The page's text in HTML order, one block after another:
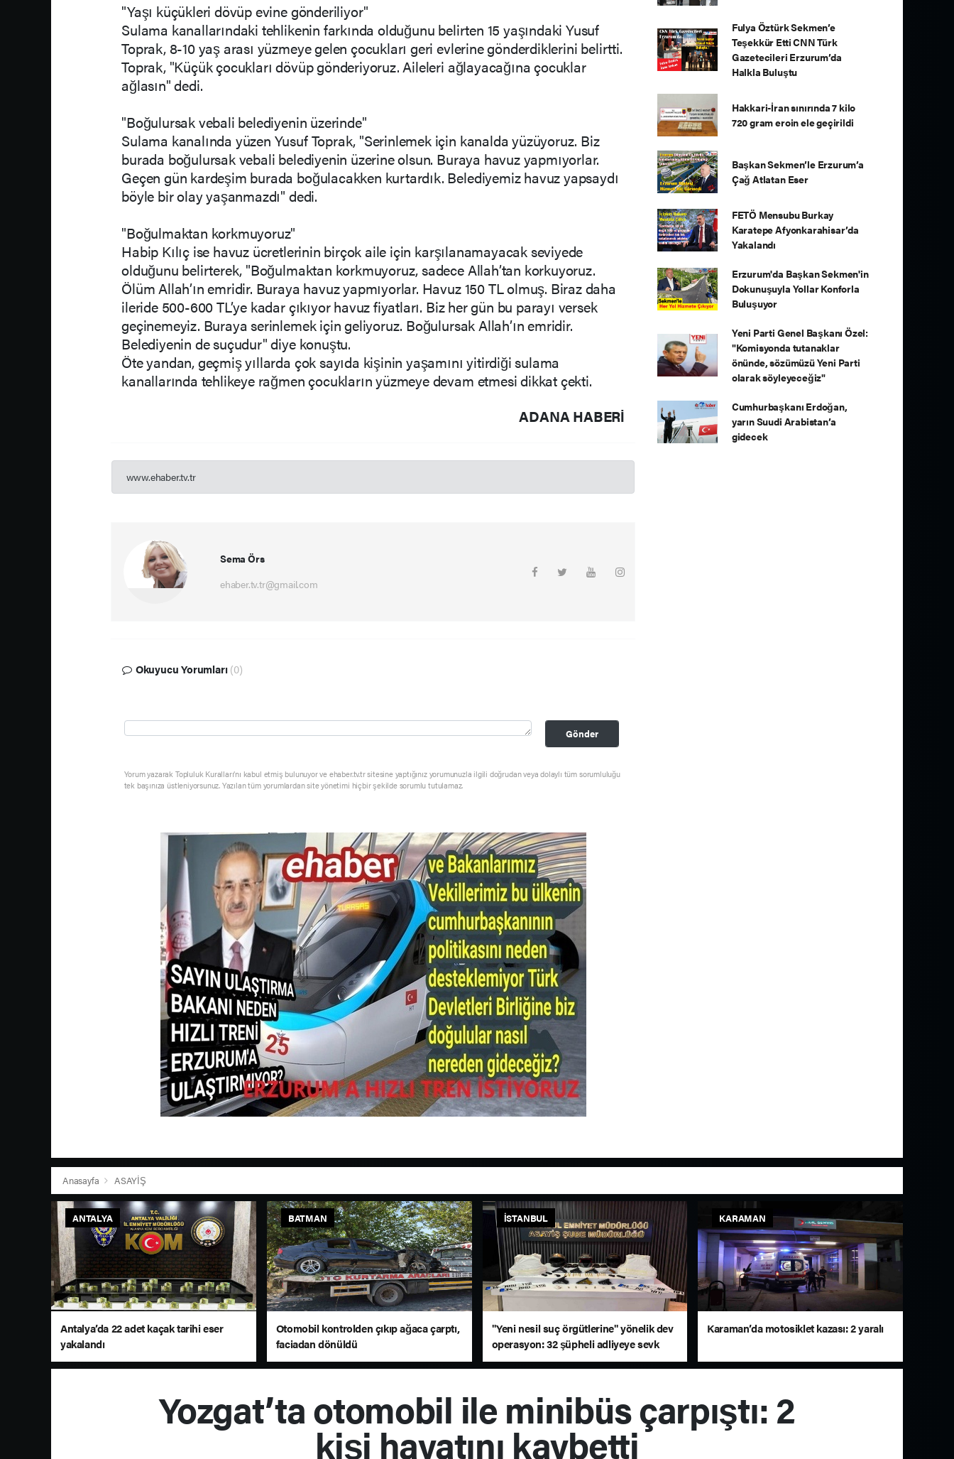
"Yaşı küçükleri dövüp evine gönderiliyor"
Sulama kanallarındaki tehlikenin farkında olduğunu belirten 15 yaşındaki Yusuf
Toprak, 8-10 yaş arası yüzmeye gelen çocukları geri evlerine gönderdiklerini belirtti.
Toprak, "Küçük çocukları dövüp gönderiyoruz. Aileleri ağlayacağına çocuklar
ağlasın" dedi.
"Boğulursak vebali belediyenin üzerinde"
Sulama kanalında yüzen Yusuf Toprak, "Serinlemek için kanalda yüzüyoruz. Biz
burada boğulursak vebali belediyenin üzerine olsun. Buraya havuz yapmıyorlar.
Geçen gün kardeşim burada boğulacakken kurtardık. Belediyemiz havuz yapsaydı
böyle bir olay yaşanmazdı" dedi.
"Boğulmaktan korkmuyoruz"
Habip Kılıç ise havuz ücretlerinin birçok aile için karşılanamayacak seviyede
olduğunu belirterek, "Boğulmaktan korkmuyoruz, sadece Allah’tan korkuyoruz.
Ölüm Allah’ın emridir. Buraya havuz yapmıyorlar. Havuz 150 TL olmuş. Biraz daha
ileride 500-600 TL’ye kadar çıkıyor havuz fiyatları. Biz her gün bu parayı versek
geçinemeyiz. Buraya serinlemek için geliyoruz. Boğulursak Allah’ın emridir.
Belediyenin de suçudur" diye konuştu.
Öte yandan, geçmiş yıllarda çok sayıda kişinin yaşamını yitirdiği sulama
kanallarında tehlikeye rağmen çocukların yüzmeye devam etmesi dikkat çekti.
ADANA HABERİ
www.ehaber.tv.tr
Sema Örs
ehaber.tv.tr@gmail.com
Okuyucu Yorumları (0)
Gönder
Yorum yazarak Topluluk Kuralları’nı kabul etmiş bulunuyor ve ehaber.tv.tr sitesine yaptığınız yorumunuzla ilgili doğrudan veya dolaylı tüm sorumluluğu
tek başınıza üstleniyorsunuz. Yazılan tüm yorumlardan site yönetimi hiçbir şekilde sorumlu tutulamaz.
Fulya Öztürk Sekmen’e
Teşekkür Etti CNN Türk
Gazetecileri Erzurum’da
Halkla Buluştu
Hakkari-İran sınırında 7 kilo
720 gram eroin ele geçirildi
Başkan Sekmen’le Erzurum’a
Çağ Atlatan Eser
FETÖ Mensubu Burkay
Karatepe Afyonkarahisar’da
Yakalandı
Erzurum'da Başkan Sekmen'in
Dokunuşuyla Yollar Konforla
Buluşuyor
Yeni Parti Genel Başkanı Özel:
"Komisyonda tutanaklar
önünde, sözümüzü Yeni Parti
olarak söyleyeceğiz"
Cumhurbaşkanı Erdoğan,
yarın Suudi Arabistan’a
gidecek
Anasayfa ASAYİŞ
ANTALYA
Antalya’da 22 adet kaçak tarihi eser
yakalandı
BATMAN
Otomobil kontrolden çıkıp ağaca çarptı,
faciadan dönüldü
İSTANBUL
"Yeni nesil suç örgütlerine" yönelik dev
operasyon: 32 şüpheli adliyeye sevk
edildi
KARAMAN
Karaman’da motosiklet kazası: 2 yaralı
Yozgat’ta otomobil ile minibüs çarpıştı: 2
kişi hayatını kaybetti